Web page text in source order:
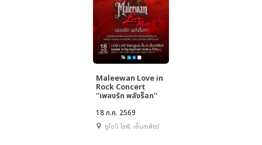
Maleewan Love in
Rock Concert
''เพลงรัก พลังร็อก''
18 ก.ค. 2569
ยูโอบี ไลฟ์, เอ็มสเฟียร์